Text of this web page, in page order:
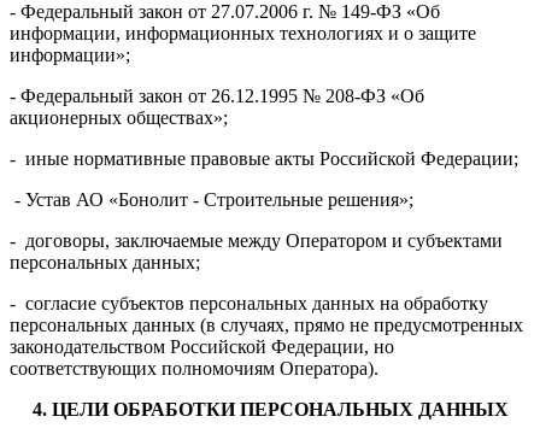
- Федеральный закон от 27.07.2006 г. № 149-ФЗ «Об
информации, информационных технологиях и о защите
информации»;
- Федеральный закон от 26.12.1995 № 208-ФЗ «Об
акционерных обществах»;
- иные нормативные правовые акты Российской Федерации;
- Устав АО «Бонолит - Строительные решения»;
- договоры, заключаемые между Оператором и субъектами
персональных данных;
- согласие субъектов персональных данных на обработку
персональных данных (в случаях, прямо не предусмотренных
законодательством Российской Федерации, но
соответствующих полномочиям Оператора).
4. ЦЕЛИ ОБРАБОТКИ ПЕРСОНАЛЬНЫХ ДАННЫХ